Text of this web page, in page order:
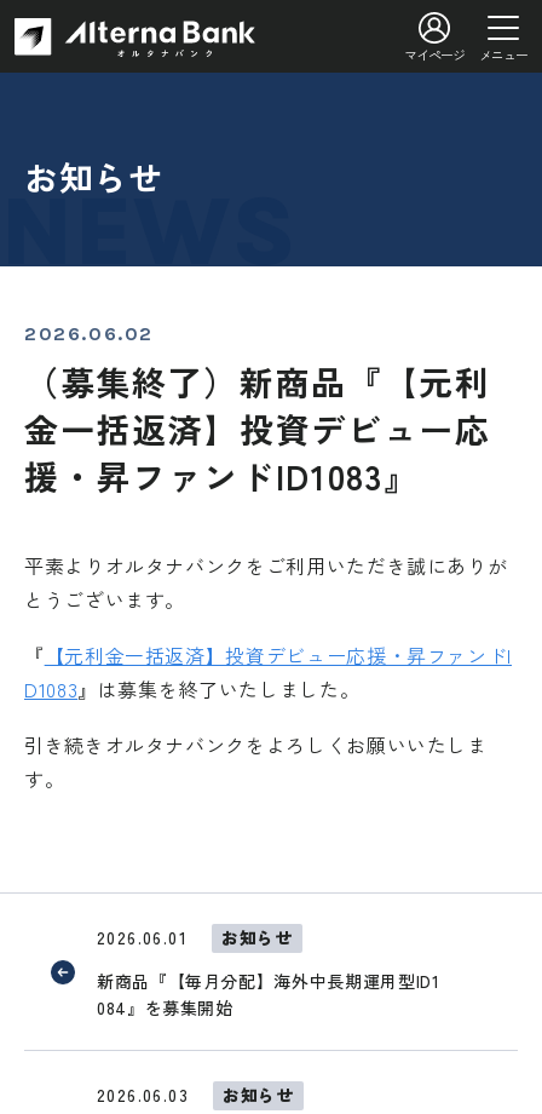
マイページ メニュー
お知らせ
2026.06.02
（募集終了）新商品『【元利
金一括返済】投資デビュー応
援・昇ファンドID1083』
平素よりオルタナバンクをご利用いただき誠にありが
とうございます。
『 【元利金一括返済】投資デビュー応援・昇ファンドI
D1083』は募集を終了いたしました。
引き続きオルタナバンクをよろしくお願いいたしま
す。
2026.06.01
お知らせ
新商品『【毎月分配】海外中長期運用型ID1
084』を募集開始
2026.06.03
お知らせ